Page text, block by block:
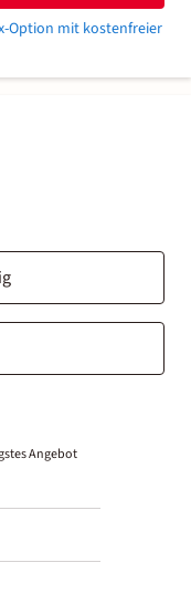
Angebot
Option mit kostenfreier